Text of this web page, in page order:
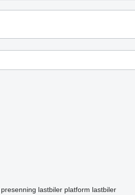
presenning lastbiler platform lastbiler